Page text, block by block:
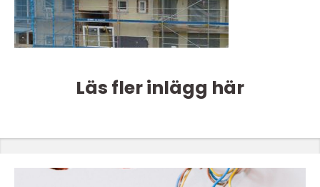
Läs fler inlägg här